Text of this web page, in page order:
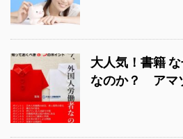
大人気！書籍
なのか？ アマ